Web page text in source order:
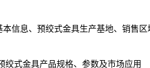
、预绞式金具生产基地、销售区
金具产品规格、参数及市场应用